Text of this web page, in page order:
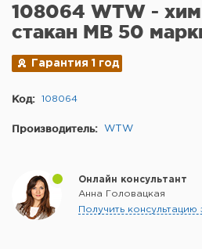
108064 WTW -
стакан MB 50
Гарантия 1 год
Код: 108064
Производитель: WTW
Онлайн консультант
Анна Головацкая
Получить консультацию